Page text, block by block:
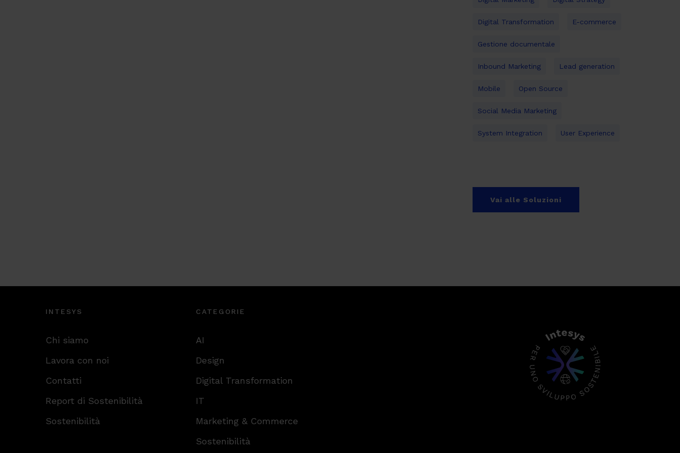
Digital Transformation E-commerce
Gestione documentale
Inbound Marketing Lead generation
Mobile Open Source
Social Media Marketing
System Integration User Experience
Vai alle Soluzioni
INTESYS
Chi siamo
Lavora con noi
Contatti
Report di Sostenibilità
Sostenibilità
CATEGORIE
AI
Design
Digital Transformation
IT
Marketing & Commerce
Sostenibilità